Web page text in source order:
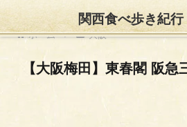
ホーム 大阪
【大阪梅田】東春閣 阪
関西食べ歩き紀行